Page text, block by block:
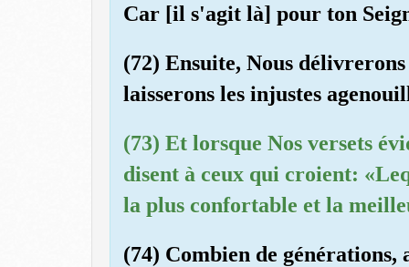
Car [il s'agit là] pour ton
(72) Ensuite, Nous
laisserons les injustes
(73) Et lorsque Nos versets
disent à ceux qui croient:
la plus confortable et la
(74) Combien de